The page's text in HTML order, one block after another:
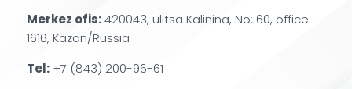
Merkez ofis:420043, ulitsa Kalinina, No: 60, office
1616, Kazan/Russia
Tel: +7 (843) 200-96-61